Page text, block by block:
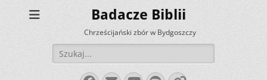
Badacze Biblii
Chrześcijański zbór w Bydgoszczy
Szukaj: